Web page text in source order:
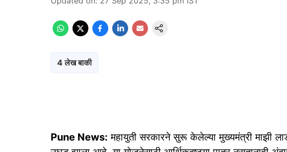
4 लेख बाकी
Pune News: महायुती सरकारने सुरू केलेल्या मुख्यमंत्री माझी